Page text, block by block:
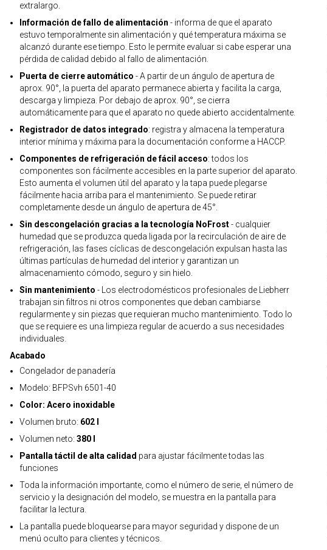
extralargo.
Información de fallo de alimentación - informa de que el aparato
estuvo temporalmente sin alimentación y qué temperatura máxima se
alcanzó durante ese tiempo. Esto le permite evaluar si cabe esperar una
pérdida de calidad debido al fallo de alimentación.
Puerta de cierre automático - A partir de un ángulo de apertura de
aprox. 90°, la puerta del aparato permanece abierta y facilita la carga,
descarga y limpieza. Por debajo de aprox. 90°, se cierra
automáticamente para que el aparato no quede abierto accidentalmente.
Registrador de datos integrado: registra y almacena la temperatura
interior mínima y máxima para la documentación conforme a HACCP.
Componentes de refrigeración de fácil acceso: todos los
componentes son fácilmente accesibles en la parte superior del aparato.
Esto aumenta el volumen útil del aparato y la tapa puede plegarse
fácilmente hacia arriba para el mantenimiento. Se puede retirar
completamente desde un ángulo de apertura de 45°.
Sin descongelación gracias a la tecnología NoFrost- cualquier
humedad que se produzca queda ligada por la recirculación de aire de
refrigeración, las fases cíclicas de descongelación expulsan hasta las
últimas partículas de humedad del interior y garantizan un
almacenamiento cómodo, seguro y sin hielo.
Sin mantenimiento - Los electrodomésticos profesionales de Liebherr
trabajan sin filtros ni otros componentes que deban cambiarse
regularmente y sin piezas que requieran mucho mantenimiento. Todo lo
que se requiere es una limpieza regular de acuerdo a sus necesidades
individuales.
Acabado
Congelador de panadería
Modelo: BFPSvh 6501-40
Color: Acero inoxidable
Volumen bruto: 602 l
Volumen neto: 380 l
Pantalla táctil de alta calidad para ajustar fácilmente todas las
funciones
Toda la información importante, como el número de serie, el número de
servicio y la designación del modelo, se muestra en la pantalla para
facilitar la lectura.
La pantalla puede bloquearse para mayor seguridad y dispone de un
menú oculto para clientes y técnicos.